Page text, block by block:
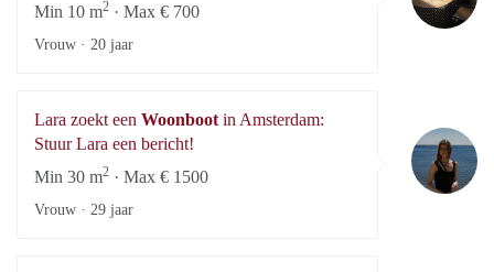
Min 10 m2 · Max € 700
Vrouw · 20 jaar
Lara zoekt een Woonboot in Amsterdam:
Stuur Lara een bericht!
Min 30 m2 · Max € 1500
Vrouw · 29 jaar